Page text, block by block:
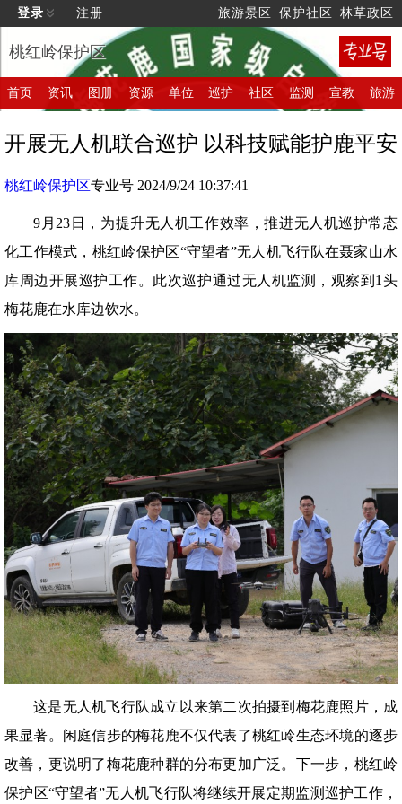
登录 注册 旅游景区 保护社区 林草政区
桃红岭保护区
首页 资讯 图册 资源 单位 巡护 社区 监测 宣教 旅游
开展无人机联合巡护 以科技赋能护鹿平安
桃红岭保护区专业号 2024/9/24 10:37:41
9月23日，为提升无人机工作效率，推进无人机巡护常态
化工作模式，桃红岭保护区“守望者”无人机飞行队在聂家山水
库周边开展巡护工作。此次巡护通过无人机监测，观察到1头
梅花鹿在水库边饮水。
这是无人机飞行队成立以来第二次拍摄到梅花鹿照片，成
果显著。闲庭信步的梅花鹿不仅代表了桃红岭生态环境的逐步
改善，更说明了梅花鹿种群的分布更加广泛。下一步，桃红岭
保护区“守望者”无人机飞行队将继续开展定期监测巡护工作，